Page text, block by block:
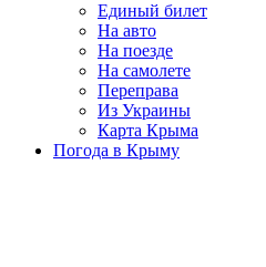
Единый билет
На авто
На поезде
На самолете
Переправа
Из Украины
Карта Крыма
Погода в Крыму